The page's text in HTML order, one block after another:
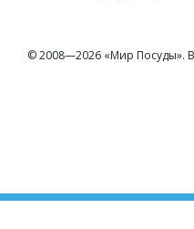
© 2008—2026 «Мир Посуды».